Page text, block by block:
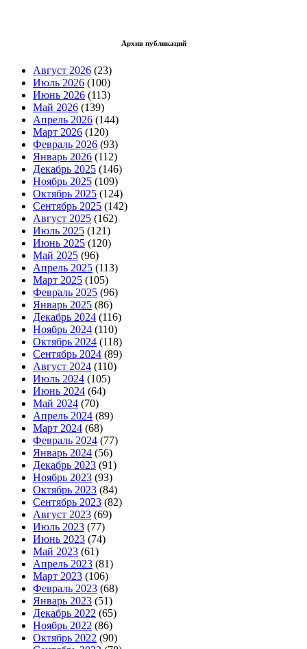
Архив публикаций
Август 2026 (23)
Июль 2026 (100)
Июнь 2026 (113)
Май 2026 (139)
Апрель 2026 (144)
Март 2026 (120)
Февраль 2026 (93)
Январь 2026 (112)
Декабрь 2025 (146)
Ноябрь 2025 (109)
Октябрь 2025 (124)
Сентябрь 2025 (142)
Август 2025 (162)
Июль 2025 (121)
Июнь 2025 (120)
Май 2025 (96)
Апрель 2025 (113)
Март 2025 (105)
Февраль 2025 (96)
Январь 2025 (86)
Декабрь 2024 (116)
Ноябрь 2024 (110)
Октябрь 2024 (118)
Сентябрь 2024 (89)
Август 2024 (110)
Июль 2024 (105)
Июнь 2024 (64)
Май 2024 (70)
Апрель 2024 (89)
Март 2024 (68)
Февраль 2024 (77)
Январь 2024 (56)
Декабрь 2023 (91)
Ноябрь 2023 (93)
Октябрь 2023 (84)
Сентябрь 2023 (82)
Август 2023 (69)
Июль 2023 (77)
Июнь 2023 (74)
Май 2023 (61)
Апрель 2023 (81)
Март 2023 (106)
Февраль 2023 (68)
Январь 2023 (51)
Декабрь 2022 (65)
Ноябрь 2022 (86)
Октябрь 2022 (90)